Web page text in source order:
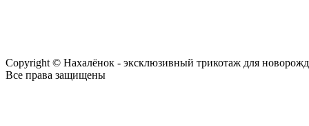
Copyright © Нахалёнок - эксклюзивный трикотаж для
Все права защищены